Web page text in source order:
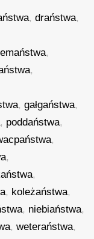
,draństwa,
,
,
,gałgaństwa,
, poddaństwa,
,
,
,
, koleżaństwa,
, niebiaństwa,
,weteraństwa,